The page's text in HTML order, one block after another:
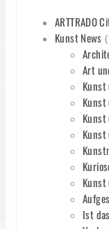
ARTTRADO
Kunst News
Art
Kunst
Kunst
Ist